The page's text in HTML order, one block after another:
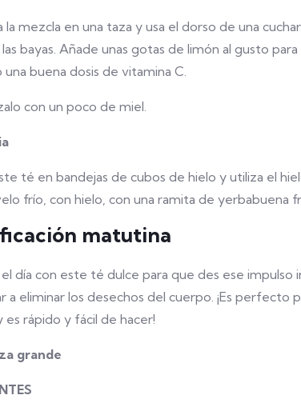
mezcla en una taza y usa el dorso de una
bayas. Añade unas gotas de limón al gusto
buena dosis de vitamina C.
con un poco de miel.
té en bandejas de cubos de hielo y utiliza el
frío, con hielo, con una ramita de yerbabuena
matutina
día con este té dulce para que des ese impulso
a eliminar los desechos del cuerpo. ¡Es perfecto
es rápido y fácil de hacer!
grande